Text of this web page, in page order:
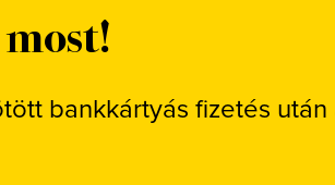
bankkártyás fizetés után